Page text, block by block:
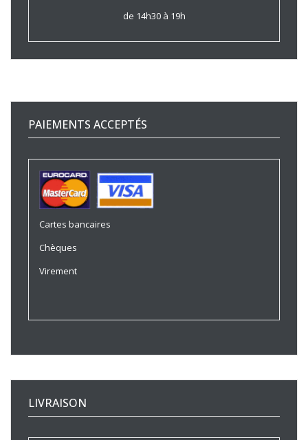
de 14h30 à 19h
PAIEMENTS ACCEPTÉS
Cartes bancaires
Chèques
Virement
LIVRAISON